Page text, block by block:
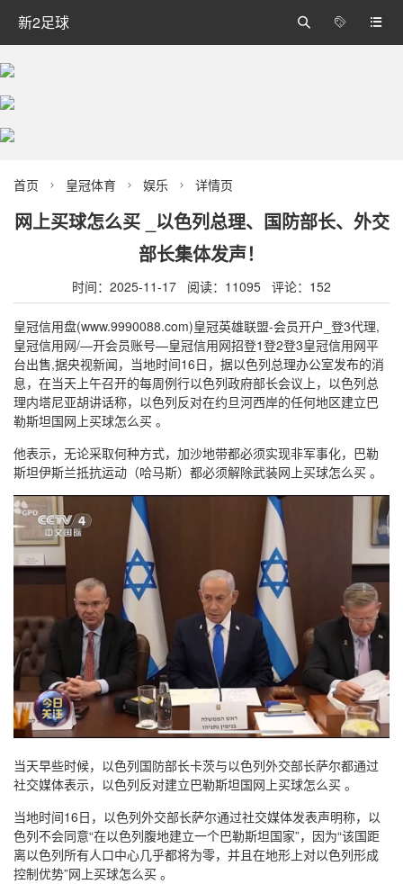
新2足球 


首页  皇冠体育  娱乐  详情页
网上买球怎么买 _以色列总理、国防部长、外交
部长集体发声！
时间：2025-11-17 阅读：11095 评论：152
皇冠信用盘(www.9990088.com)皇冠英雄联盟-会员开户_登3代理,
皇冠信用网/—开会员账号—皇冠信用网招登1登2登3皇冠信用网平
台出售,据央视新闻，当地时间16日，据以色列总理办公室发布的消
息，在当天上午召开的每周例行以色列政府部长会议上，以色列总
理内塔尼亚胡讲话称，以色列反对在约旦河西岸的任何地区建立巴
勒斯坦国网上买球怎么买 。
他表示，无论采取何种方式，加沙地带都必须实现非军事化，巴勒
斯坦伊斯兰抵抗运动（哈马斯）都必须解除武装网上买球怎么买 。
当天早些时候，以色列国防部长卡茨与以色列外交部长萨尔都通过
社交媒体表示，以色列反对建立巴勒斯坦国网上买球怎么买 。
当地时间16日，以色列外交部长萨尔通过社交媒体发表声明称，以
色列不会同意“在以色列腹地建立一个巴勒斯坦国家”，因为“该国距
离以色列所有人口中心几乎都将为零，并且在地形上对以色列形成
控制优势”网上买球怎么买 。